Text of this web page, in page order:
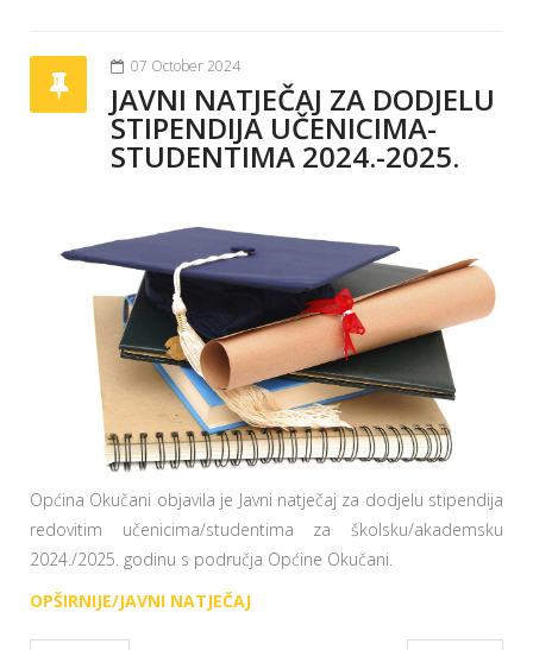
07 October 2024
JAVNI NATJEČAJ ZA DODJELU
STIPENDIJA UČENICIMA-
STUDENTIMA 2024.-2025.
Općina Okučani objavila je Javni natječaj za dodjelu stipendija
redovitim učenicima/studentima za školsku/akademsku
2024./2025. godinu s područja Općine Okučani.
OPŠIRNIJE/JAVNI NATJEČAJ